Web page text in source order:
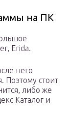
на ПК
, Erida.
него
Поэтому стоит
либо же
Каталог и